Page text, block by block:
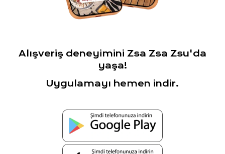
Alışveriş deneyimini Zsa Zsa Zsu'da
yaşa!
Uygulamayı hemen indir.